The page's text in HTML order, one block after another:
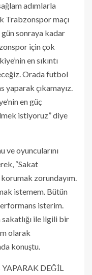
adımlarla
Trabzonspor maçı
gün sonraya kadar
için çok
en sıkıntı
Orada futbol
yaparak çıkamayız.
en güç
istiyoruz” diye
ve oyuncularını
“Sakat
korumak zorundayım.
istemem. Bütün
isterim.
sakatlığı ile ilgili bir
olarak
konuştu.
DEĞİL